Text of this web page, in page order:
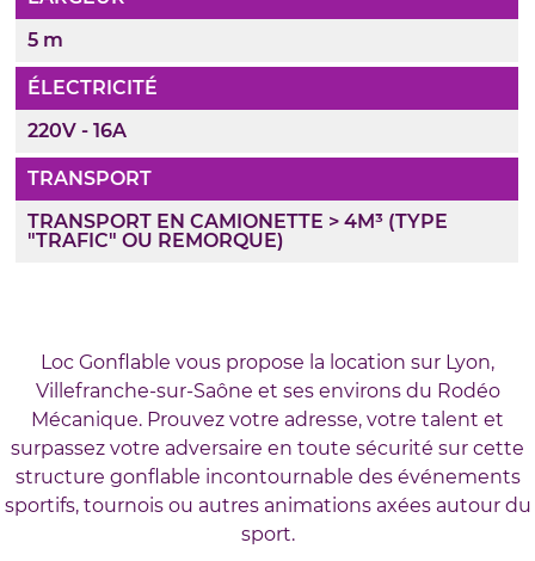
5 m
ÉLECTRICITÉ
220V - 16A
TRANSPORT
TRANSPORT EN CAMIONETTE > 4M³ (TYPE
"TRAFIC" OU REMORQUE)
Loc Gonflable vous propose la location sur Lyon,
Villefranche-sur-Saône et ses environs du Rodéo
Mécanique. Prouvez votre adresse, votre talent et
surpassez votre adversaire en toute sécurité sur cette
structure gonflable incontournable des événements
sportifs, tournois ou autres animations axées autour du
sport.